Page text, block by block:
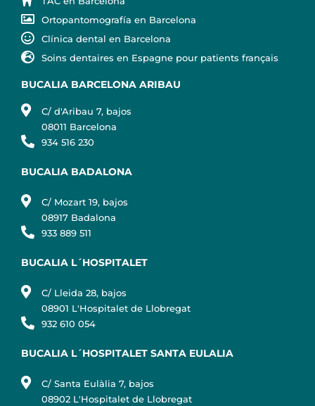
Ortopantomografía en Barcelona
Clínica dental en Barcelona
Soins dentaires en Espagne pour patients français
BUCALIA BARCELONA ARIBAU
C/ d'Aribau 7, bajos
08011 Barcelona
934 516 230
BUCALIA BADALONA
C/ Mozart 19, bajos
08917 Badalona
933 889 511
BUCALIA L´HOSPITALET
C/ Lleida 28, bajos
08901 L'Hospitalet de Llobregat
932 610 054
BUCALIA L´HOSPITALET SANTA EULALIA
C/ Santa Eulàlia 7, bajos
08902 L'Hospitalet de Llobregat